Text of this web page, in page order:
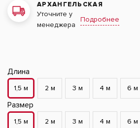
АРХАНГЕЛЬСКАЯ
Уточните у
менеджера
Подробнее
Длина
1,5 м 2 м 3 м 4 м 6 м
Размер
1,5 м 2 м 3 м 4 м 6 м